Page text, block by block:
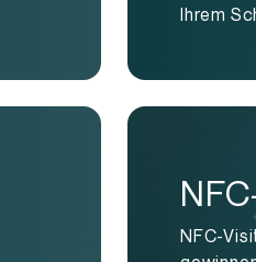
Ihrem
NFC-